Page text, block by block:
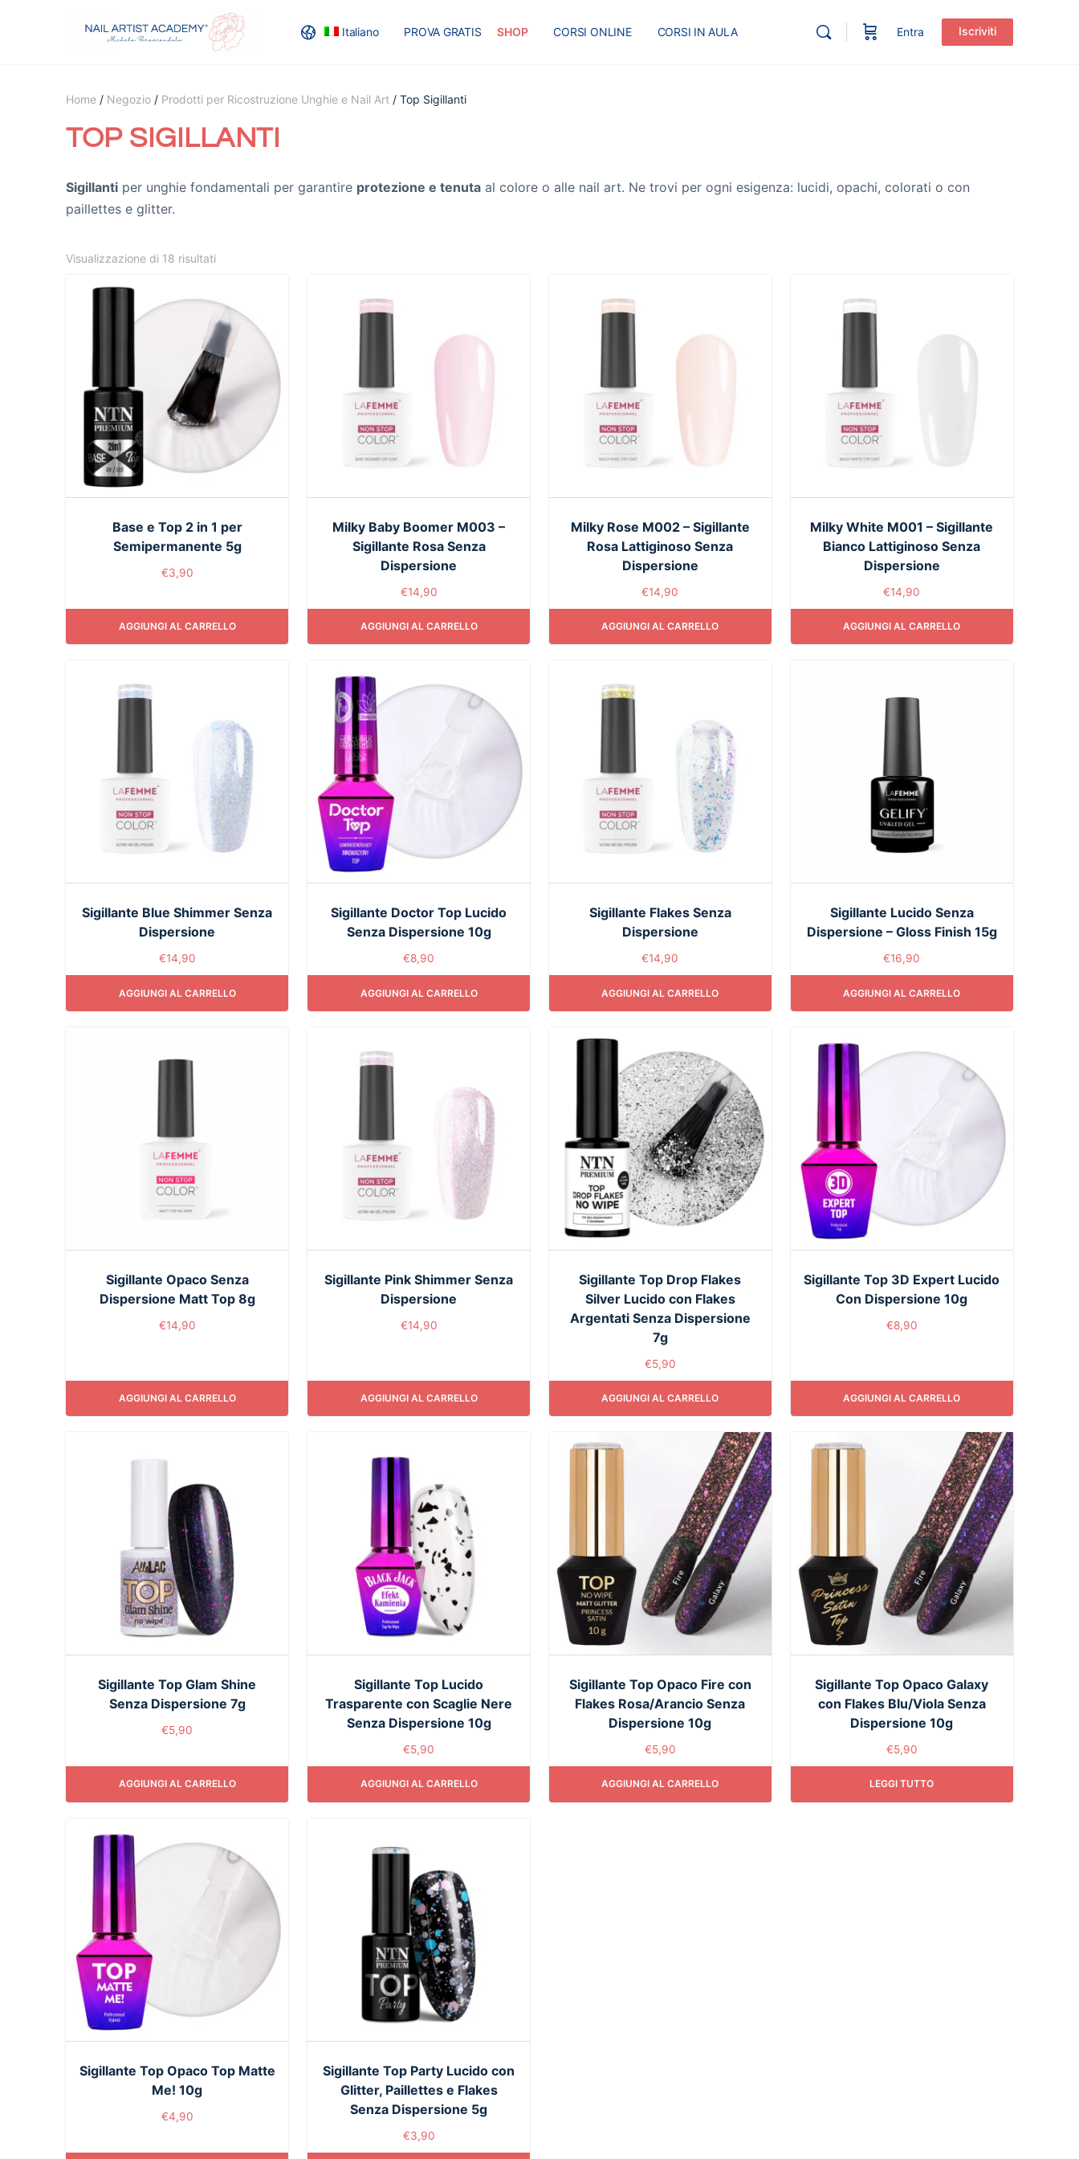
Italiano PROVA GRATIS SHOP CORSI ONLINE CORSI IN AULA
RECENSIONI MASTER BLOG
Entra Iscriviti
Home / Negozio / Prodotti per Ricostruzione Unghie e Nail Art / Top Sigillanti
TOP SIGILLANTI
Sigillanti per unghie fondamentali per garantire protezione e tenuta al colore o alle nail art. Ne trovi per ogni esigenza: lucidi, opachi, colorati o con
paillettes e glitter.
Visualizzazione di 18 risultati
Base e Top 2 in 1 per
Semipermanente 5g
€3,90
AGGIUNGI AL CARRELLO
Milky Baby Boomer M003 –
Sigillante Rosa Senza
Dispersione
€14,90
AGGIUNGI AL CARRELLO
Milky Rose M002 – Sigillante
Rosa Lattiginoso Senza
Dispersione
€14,90
AGGIUNGI AL CARRELLO
Milky White M001 – Sigillante
Bianco Lattiginoso Senza
Dispersione
€14,90
AGGIUNGI AL CARRELLO
Sigillante Blue Shimmer Senza
Dispersione
€14,90
AGGIUNGI AL CARRELLO
Sigillante Doctor Top Lucido
Senza Dispersione 10g
€8,90
AGGIUNGI AL CARRELLO
Sigillante Flakes Senza
Dispersione
€14,90
AGGIUNGI AL CARRELLO
Sigillante Lucido Senza
Dispersione – Gloss Finish 15g
€16,90
AGGIUNGI AL CARRELLO
Sigillante Opaco Senza
Dispersione Matt Top 8g
€14,90
AGGIUNGI AL CARRELLO
Sigillante Pink Shimmer Senza
Dispersione
€14,90
AGGIUNGI AL CARRELLO
Sigillante Top Drop Flakes
Silver Lucido con Flakes
Argentati Senza Dispersione
7g
€5,90
AGGIUNGI AL CARRELLO
Sigillante Top 3D Expert Lucido
Con Dispersione 10g
€8,90
AGGIUNGI AL CARRELLO
Sigillante Top Glam Shine
Senza Dispersione 7g
€5,90
AGGIUNGI AL CARRELLO
Sigillante Top Lucido
Trasparente con Scaglie Nere
Senza Dispersione 10g
€5,90
AGGIUNGI AL CARRELLO
Sigillante Top Opaco Fire con
Flakes Rosa/Arancio Senza
Dispersione 10g
€5,90
AGGIUNGI AL CARRELLO
Sigillante Top Opaco Galaxy
con Flakes Blu/Viola Senza
Dispersione 10g
€5,90
LEGGI TUTTO
Sigillante Top Opaco Top Matte
Me! 10g
€4,90
Sigillante Top Party Lucido con
Glitter, Paillettes e Flakes
Senza Dispersione 5g
€3,90